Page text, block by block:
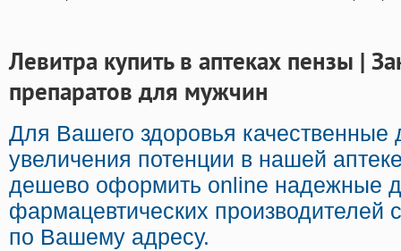
Левитра купить в аптеках пензы |
препаратов для мужчин
Для Вашего здоровья качественные
увеличения потенции в нашей
дешево оформить online надежные
фармацевтических производителей
по Вашему адресу.